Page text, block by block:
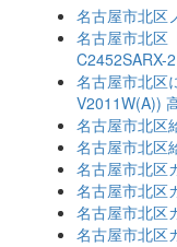
名古屋市北区
名古屋市北区
C2452SARX-
名古屋市北区
V2011W(A))
名古屋市北区
名古屋市北区
名古屋市北区
名古屋市北区
名古屋市北区
名古屋市北区